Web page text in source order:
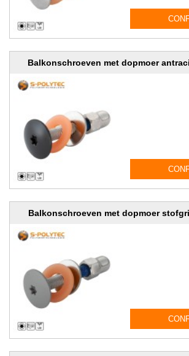
Balkonschroeven met dopmoer
Balkonschroeven met dopmoer